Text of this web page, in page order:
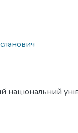
національний